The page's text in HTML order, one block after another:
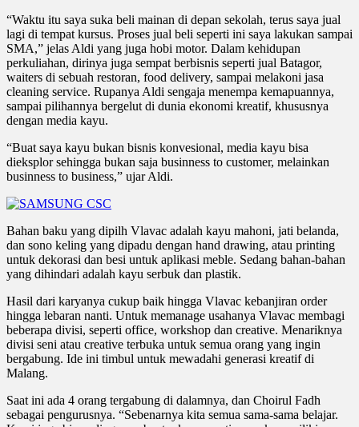
“Waktu itu saya suka beli mainan di depan sekolah, terus saya jual
lagi di tempat kursus. Proses jual beli seperti ini saya lakukan sampai
SMA,” jelas Aldi yang juga hobi motor. Dalam kehidupan
perkuliahan, dirinya juga sempat berbisnis seperti jual Batagor,
waiters di sebuah restoran, food delivery, sampai melakoni jasa
cleaning service. Rupanya Aldi sengaja menempa kemapuannya,
sampai pilihannya bergelut di dunia ekonomi kreatif, khususnya
dengan media kayu.
“Buat saya kayu bukan bisnis konvesional, media kayu bisa
dieksplor sehingga bukan saja businness to customer, melainkan
businness to business,” ujar Aldi.
Bahan baku yang dipilh Vlavac adalah kayu mahoni, jati belanda,
dan sono keling yang dipadu dengan hand drawing, atau printing
untuk dekorasi dan besi untuk aplikasi meble. Sedang bahan-bahan
yang dihindari adalah kayu serbuk dan plastik.
Hasil dari karyanya cukup baik hingga Vlavac kebanjiran order
hingga lebaran nanti. Untuk memanage usahanya Vlavac membagi
beberapa divisi, seperti office, workshop dan creative. Menariknya
divisi seni atau creative terbuka untuk semua orang yang ingin
bergabung. Ide ini timbul untuk mewadahi generasi kreatif di
Malang.
Saat ini ada 4 orang tergabung di dalamnya, dan Choirul Fadh
sebagai pengurusnya. “Sebenarnya kita semua sama-sama belajar.